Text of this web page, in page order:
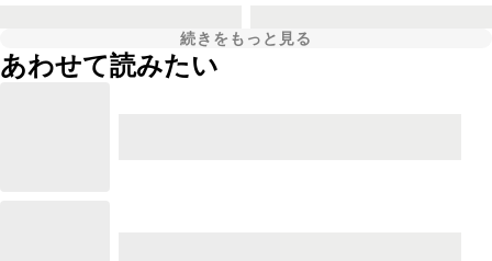
続きをもっと見る
あわせて読みたい